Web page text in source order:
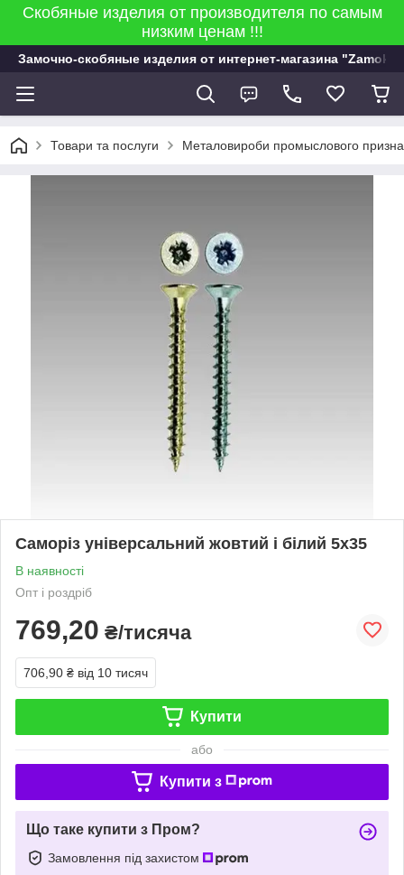
Скобяные изделия от производителя по самым
низким ценам !!!
Замочно-скобяные изделия от интернет-магазина "Zamok
Товари та послуги Металовироби промыслового
Саморіз універсальний жовтий і білий 5х35
В наявності
Опт і роздріб
769,20 ₴/тисяча
706,90 ₴ від 10 тисяч
Купити
або
Купити з
Що таке купити з Пром?
Замовлення під захистом